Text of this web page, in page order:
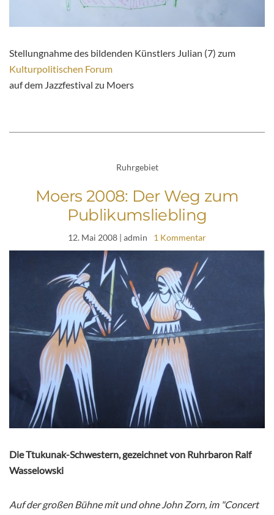
Stellungnahme des bildenden Künstlers Julian (7) zum
Kulturpolitischen Forum
auf dem Jazzfestival zu Moers
Ruhrgebiet
Moers 2008: Der Weg zum
Publikumsliebling
12. Mai 2008 | admin 1 Kommentar
Die Ttukunak-Schwestern, gezeichnet von Ruhrbaron Ralf
Wasselowski
Auf der großen Bühne mit und ohne John Zorn, im "Concert